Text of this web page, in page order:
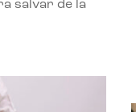
salvar de la